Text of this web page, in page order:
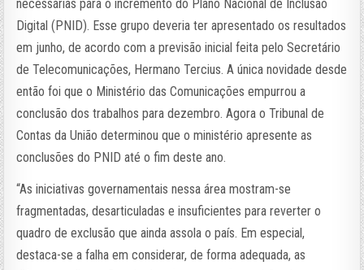
necessárias para o incremento do Plano Nacional de Inclusão
Digital (PNID). Esse grupo deveria ter apresentado os resultados
em junho, de acordo com a previsão inicial feita pelo Secretário
de Telecomunicações, Hermano Tercius. A única novidade desde
então foi que o Ministério das Comunicações empurrou a
conclusão dos trabalhos para dezembro. Agora o Tribunal de
Contas da União determinou que o ministério apresente as
conclusões do PNID até o fim deste ano.
“As iniciativas governamentais nessa área mostram-se
fragmentadas, desarticuladas e insuficientes para reverter o
quadro de exclusão que ainda assola o país. Em especial,
destaca-se a falha em considerar, de forma adequada, as